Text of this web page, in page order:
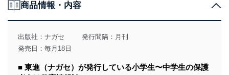
商品情報・内容
出版社： ナガセ
発行間隔：月刊
発売日：毎月18日
■ 東進（ナガセ）が発行している小学生〜中学生の保護